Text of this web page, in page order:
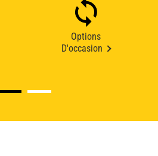
Options
D'occasion